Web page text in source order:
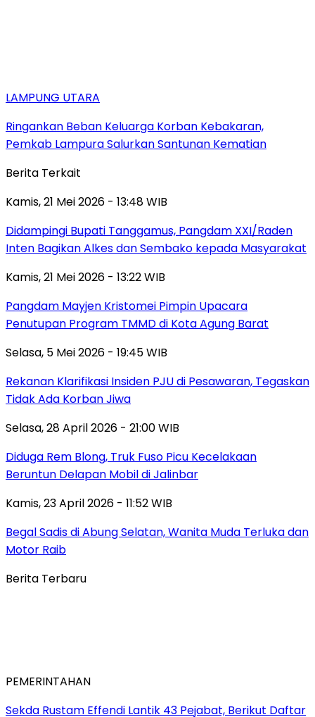
LAMPUNG UTARA
Ringankan Beban Keluarga Korban Kebakaran,
Pemkab Lampura Salurkan Santunan Kematian
Berita Terkait
Kamis, 21 Mei 2026 - 13:48 WIB
Didampingi Bupati Tanggamus, Pangdam XXI/Raden
Inten Bagikan Alkes dan Sembako kepada Masyarakat
Kamis, 21 Mei 2026 - 13:22 WIB
Pangdam Mayjen Kristomei Pimpin Upacara
Penutupan Program TMMD di Kota Agung Barat
Selasa, 5 Mei 2026 - 19:45 WIB
Rekanan Klarifikasi Insiden PJU di Pesawaran, Tegaskan
Tidak Ada Korban Jiwa
Selasa, 28 April 2026 - 21:00 WIB
Diduga Rem Blong, Truk Fuso Picu Kecelakaan
Beruntun Delapan Mobil di Jalinbar
Kamis, 23 April 2026 - 11:52 WIB
Begal Sadis di Abung Selatan, Wanita Muda Terluka dan
Motor Raib
Berita Terbaru
PEMERINTAHAN
Sekda Rustam Effendi Lantik 43 Pejabat, Berikut Daftar